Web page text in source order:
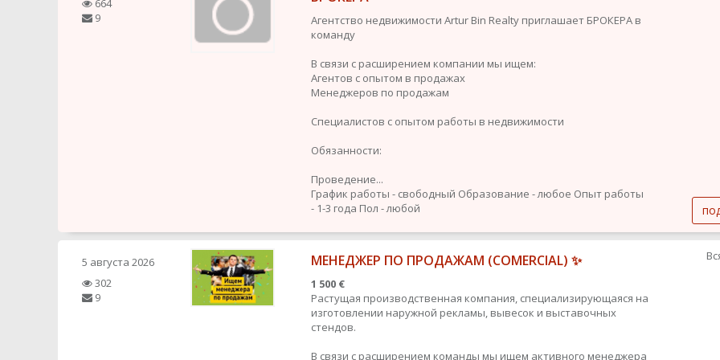
664
9
Агентство недвижимости Artur Bin Realty приглашает БРОКЕРА в
команду
В связи с расширением компании мы ищем:
Агентов с опытом в продажах
Менеджеров по продажам
Специалистов с опытом работы в недвижимости
Обязанности:
Проведение...
График работы - свободный Образование - любое Опыт работы
- 1-3 года Пол - любой
5 августа 2026
302
9
МЕНЕДЖЕР ПО ПРОДАЖАМ (COMERCIAL) ✨
1 500 €
Растущая производственная компания, специализирующаяся на
изготовлении наружной рекламы, вывесок и выставочных
стендов.
В связи с расширением команды мы ищем активного менеджера